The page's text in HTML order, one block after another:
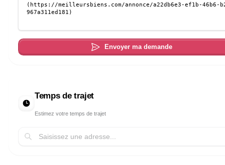
Envoyer ma demande
Temps de trajet
Estimez votre temps de trajet